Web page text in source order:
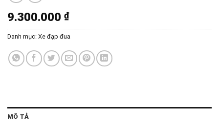
9.300.000 ₫
Danh mục: Xe đạp đua
MÔ TẢ